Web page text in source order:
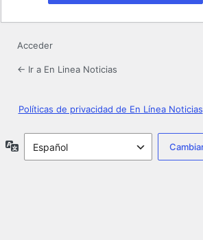
Acceder
← Ir a En Linea Noticias
Políticas de privacidad de En Línea Noticias
Idioma